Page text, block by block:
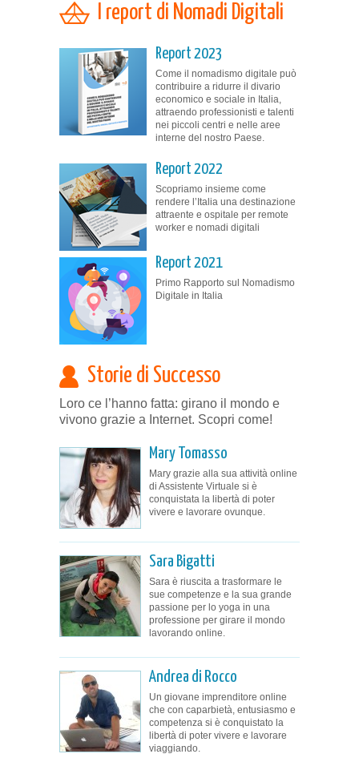
I report di Nomadi Digitali
Report 2023
Come il nomadismo digitale può
contribuire a ridurre il divario
economico e sociale in Italia,
attraendo professionisti e talenti
nei piccoli centri e nelle aree
interne del nostro Paese.
Report 2022
Scopriamo insieme come
rendere l’Italia una destinazione
attraente e ospitale per remote
worker e nomadi digitali
Report 2021
Primo Rapporto sul Nomadismo
Digitale in Italia
Storie di Successo
Loro ce l’hanno fatta: girano il mondo e
vivono grazie a Internet. Scopri come!
Mary Tomasso
Mary grazie alla sua attività online
di Assistente Virtuale si è
conquistata la libertà di poter
vivere e lavorare ovunque.
Sara Bigatti
Sara è riuscita a trasformare le
sue competenze e la sua grande
passione per lo yoga in una
professione per girare il mondo
lavorando online.
Andrea di Rocco
Un giovane imprenditore online
che con caparbietà, entusiasmo e
competenza si è conquistato la
libertà di poter vivere e lavorare
viaggiando.